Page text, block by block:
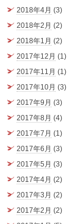
2018年4月 (3)
2018年2月 (2)
2018年1月 (2)
2017年12月 (1)
2017年11月 (1)
2017年10月 (3)
2017年9月 (3)
2017年8月 (4)
2017年7月 (1)
2017年6月 (3)
2017年5月 (3)
2017年4月 (2)
2017年3月 (2)
2017年2月 (2)